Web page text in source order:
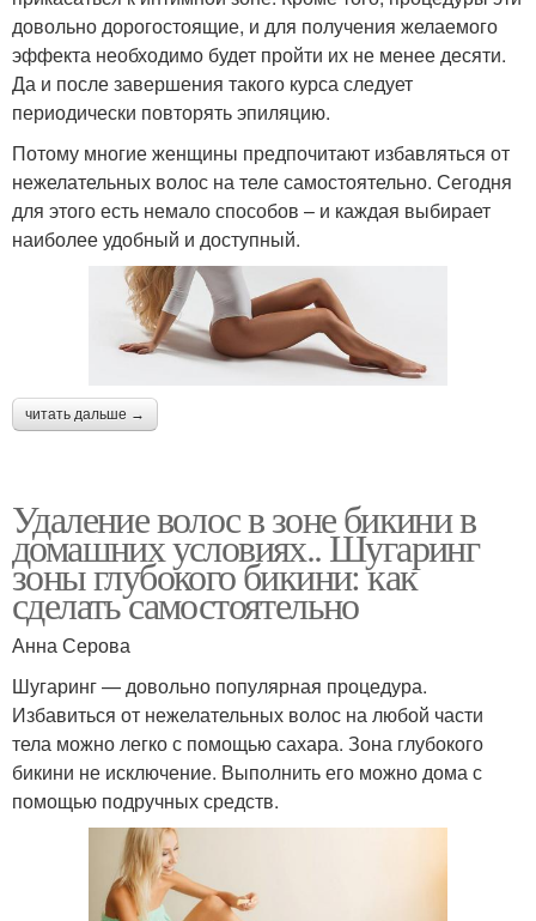
довольно дорогостоящие, и для получения желаемого
эффекта необходимо будет пройти их не менее десяти.
Да и после завершения такого курса следует
периодически повторять эпиляцию.
Потому многие женщины предпочитают избавляться от
нежелательных волос на теле самостоятельно. Сегодня
для этого есть немало способов – и каждая выбирает
наиболее удобный и доступный.
читать дальше →
Удаление волос в зоне бикини в
домашних условиях.. Шугаринг
зоны глубокого бикини: как
сделать самостоятельно
Анна Серова
Шугаринг — довольно популярная процедура.
Избавиться от нежелательных волос на любой части
тела можно легко с помощью сахара. Зона глубокого
бикини не исключение. Выполнить его можно дома с
помощью подручных средств.